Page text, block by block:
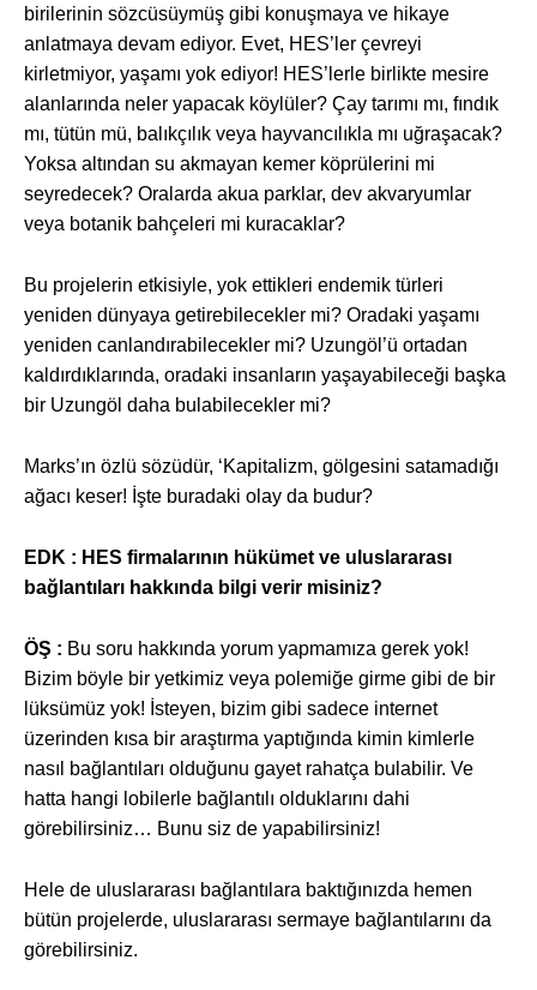
birilerinin sözcüsüymüş gibi konuşmaya ve hikaye
anlatmaya devam ediyor. Evet, HES’ler çevreyi
kirletmiyor, yaşamı yok ediyor! HES’lerle birlikte mesire
alanlarında neler yapacak köylüler? Çay tarımı mı, fındık
mı, tütün mü, balıkçılık veya hayvancılıkla mı uğraşacak?
Yoksa altından su akmayan kemer köprülerini mi
seyredecek? Oralarda akua parklar, dev akvaryumlar
veya botanik bahçeleri mi kuracaklar?
Bu projelerin etkisiyle, yok ettikleri endemik türleri
yeniden dünyaya getirebilecekler mi? Oradaki yaşamı
yeniden canlandırabilecekler mi? Uzungöl’ü ortadan
kaldırdıklarında, oradaki insanların yaşayabileceği başka
bir Uzungöl daha bulabilecekler mi?
Marks’ın özlü sözüdür, ‘Kapitalizm, gölgesini satamadığı
ağacı keser! İşte buradaki olay da budur?
EDK : HES firmalarının hükümet ve uluslararası
bağlantıları hakkında bilgi verir misiniz?
ÖŞ : Bu soru hakkında yorum yapmamıza gerek yok!
Bizim böyle bir yetkimiz veya polemiğe girme gibi de bir
lüksümüz yok! İsteyen, bizim gibi sadece internet
üzerinden kısa bir araştırma yaptığında kimin kimlerle
nasıl bağlantıları olduğunu gayet rahatça bulabilir. Ve
hatta hangi lobilerle bağlantılı olduklarını dahi
görebilirsiniz… Bunu siz de yapabilirsiniz!
Hele de uluslararası bağlantılara baktığınızda hemen
bütün projelerde, uluslararası sermaye bağlantılarını da
görebilirsiniz.